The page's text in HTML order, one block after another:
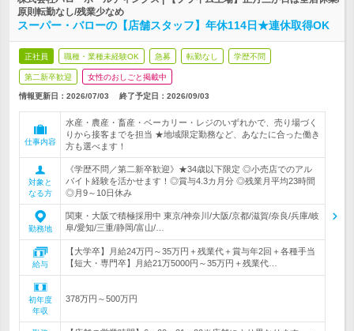
原則転勤なし/残業少なめ
スーパー・バローの【店舗スタッフ】年休114日★連休取得OK
正社員 職種・業種未経験OK 急募 転勤なし 学歴不問
第二新卒歓迎 女性のおしごと掲載中
情報更新日：2026/07/03 終了予定日： 2026/09/03
仕事内容
水産・農産・畜産・ベーカリー・レジのいずれかで、売り場づく
りから接客までを担当 ★地域限定勤務など、あなたに合った働き
方も選べます！
対象と
なる方
《学歴不問／第二新卒歓迎》★34歳以下限定 ◎小売店でのアル
バイト経験を活かせます！◎賞与4.3カ月分 ◎残業月平均23時間
◎月9～10日休み
勤務地
関東・大阪で積極採用中 東京/神奈川/大阪/京都/滋賀/奈良/兵庫/岐
阜/愛知/三重/静岡/富山/…
給与
【大学卒】月給24万円～35万円＋残業代＋賞与年2回＋各種手当
【短大・専門卒】月給21万5000円～35万円＋残業代…
初年度
年収
378万円～500万円